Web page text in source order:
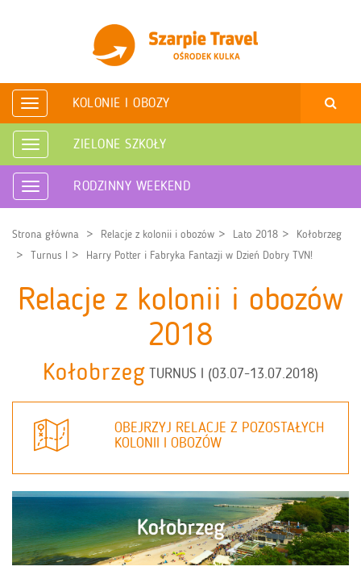
Rozwiń
nawigację
KOLONIE I OBOZY
Rozwiń
nawigację
ZIELONE SZKOŁY
Rozwiń
nawigację
RODZINNY WEEKEND
Strona główna Relacje z kolonii i obozów Lato 2018
Kołobrzeg
Turnus I
Harry Potter i Fabryka Fantazji w Dzień Dobry TVN!
Relacje z kolonii i obozów
2018
Kołobrzeg TURNUS I (03.07-13.07.2018)
OBEJRZYJ RELACJE Z POZOSTAŁYCH
KOLONII I OBOZÓW